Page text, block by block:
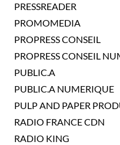
PRESSREADER
PROMOMEDIA
PROPRESS CONSEIL
PROPRESS CONSEIL
PUBLIC.A
PUBLIC.A NUMERIQUE
PULP AND PAPER
RADIO FRANCE CDN
RADIO KING